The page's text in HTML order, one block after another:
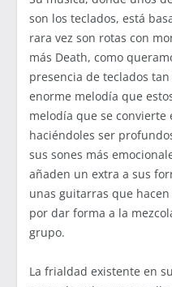
son los teclados, está
rara vez son rotas con
más Death, como
presencia de teclados
enorme melodía que
melodía que se
haciéndoles ser
sus sones más
añaden un extra a sus
unas guitarras que
por dar forma a la
grupo.
La frialdad existente en